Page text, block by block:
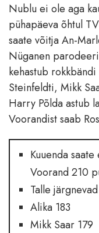
Nublu ei ole aga
pühapäeva õhtul
saate võitja An-
Nüganen
kehastub
Steinfeldti, Mikk
Harry Põlda astub
Voorandist saab
Kuuenda
Voorand 210
Talle
Alika 183
Mikk Saar 179